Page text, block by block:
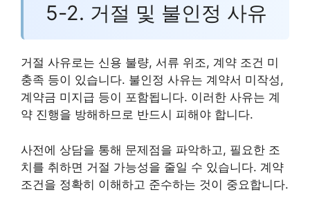
5-2. 거절 및 불인정 사유
거절 사유로는 신용 불량, 서류 위조, 계약 조건 미
충족 등이 있습니다. 불인정 사유는 계약서 미작성,
계약금 미지급 등이 포함됩니다. 이러한 사유는 계
약 진행을 방해하므로 반드시 피해야 합니다.
사전에 상담을 통해 문제점을 파악하고, 필요한 조
치를 취하면 거절 가능성을 줄일 수 있습니다. 계약
조건을 정확히 이해하고 준수하는 것이 중요합니다.